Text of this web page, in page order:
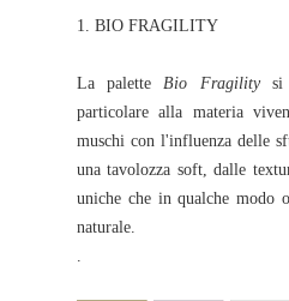
1. BIO FRAGILITY
La palette Bio Fragilitysi
particolare alla materia
muschi con l'influenza delle
una tavolozza soft, dalle
uniche che in qualche modo
naturale.